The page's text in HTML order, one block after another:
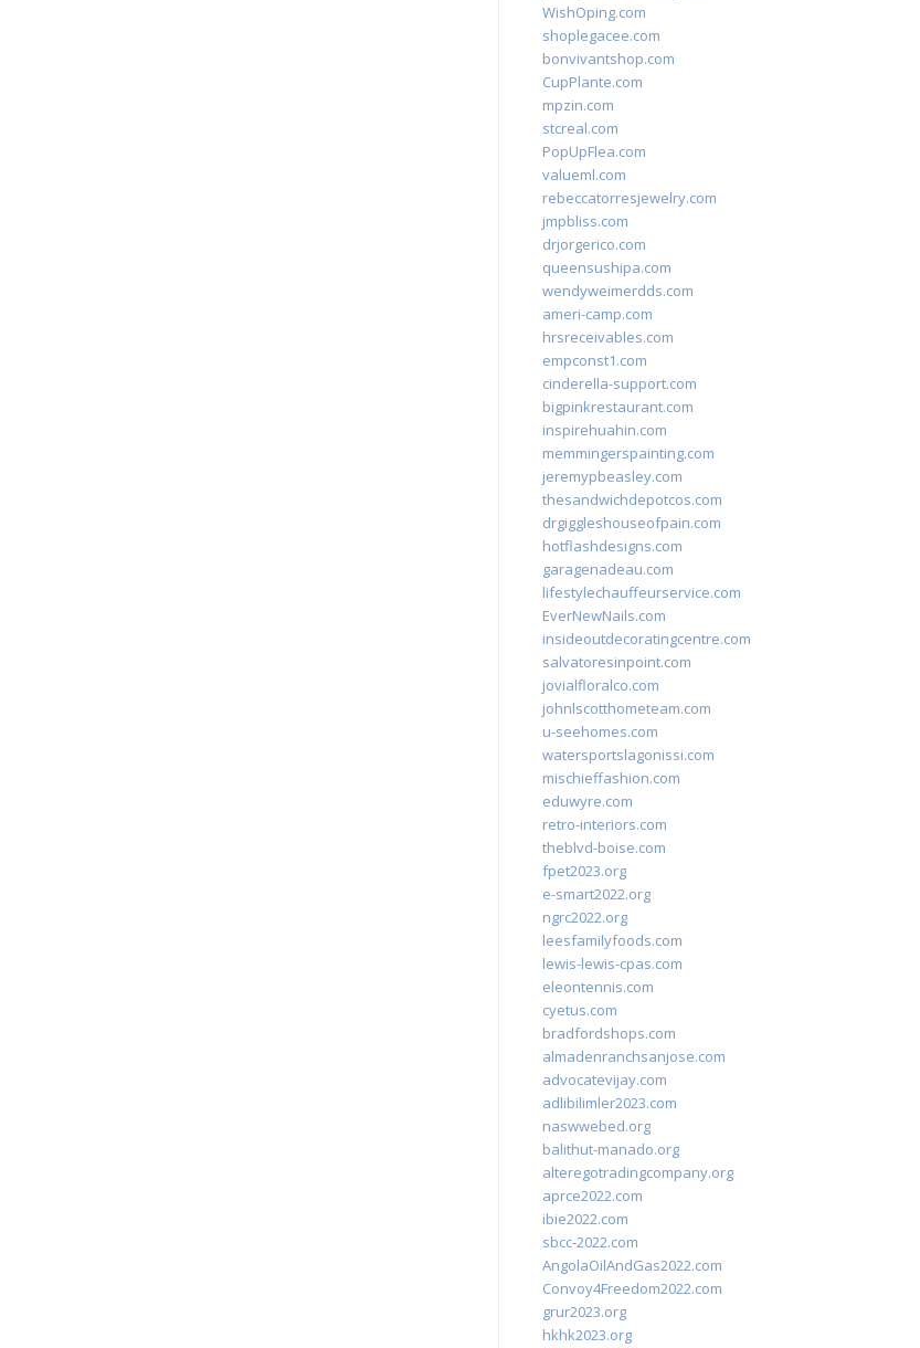
WishOping.com
shoplegacee.com
bonvivantshop.com
CupPlante.com
mpzin.com
stcreal.com
PopUpFlea.com
valueml.com
rebeccatorresjewelry.com
jmpbliss.com
drjorgerico.com
queensushipa.com
wendyweimerdds.com
ameri-camp.com
hrsreceivables.com
empconst1.com
cinderella-support.com
bigpinkrestaurant.com
inspirehuahin.com
memmingerspainting.com
jeremypbeasley.com
thesandwichdepotcos.com
drgiggleshouseofpain.com
hotflashdesigns.com
garagenadeau.com
lifestylechauffeurservice.com
EverNewNails.com
insideoutdecoratingcentre.com
salvatoresinpoint.com
jovialfloralco.com
johnlscotthometeam.com
u-seehomes.com
watersportslagonissi.com
mischieffashion.com
eduwyre.com
retro-interiors.com
theblvd-boise.com
fpet2023.org
e-smart2022.org
ngrc2022.org
leesfamilyfoods.com
lewis-lewis-cpas.com
eleontennis.com
cyetus.com
bradfordshops.com
almadenranchsanjose.com
advocatevijay.com
adlibilimler2023.com
naswwebed.org
balithut-manado.org
alteregotradingcompany.org
aprce2022.com
ibie2022.com
sbcc-2022.com
AngolaOilAndGas2022.com
Convoy4Freedom2022.com
grur2023.org
hkhk2023.org